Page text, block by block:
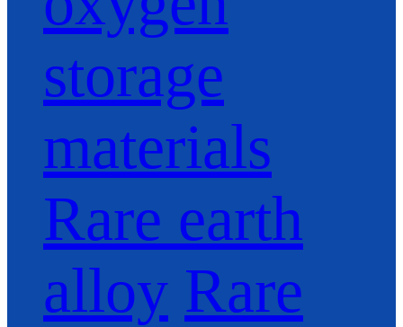
storage
materials
Rare earth
alloy Rare